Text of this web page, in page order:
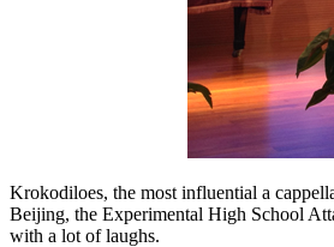
Krokodiloes, the most influential a
Beijing, the Experimental High School
with a lot of laughs.